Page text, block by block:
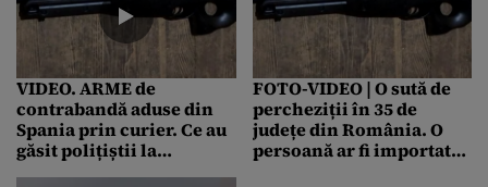
VIDEO. ARME de
contrabandă aduse din
Spania prin curier. Ce au
găsit polițiștii la
FOTO-VIDEO | O sută de
percheziții în 35 de
județe din România. O
persoană ar fi importat